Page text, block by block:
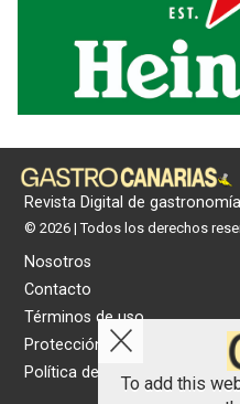
Revista Digital de gastronomía
© 2026 | Todos los derechos
Nosotros
Contacto
Términos de uso
Protección de datos
Política de cookies
To add this